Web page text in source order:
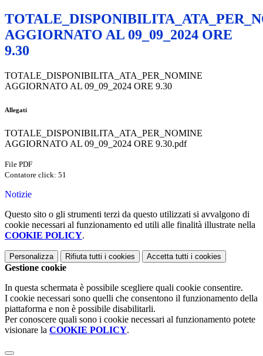
AGGIORNATO AL 09_09_2024 ORE
9.30
TOTALE_DISPONIBILITA_ATA_PER_NOMINE
AGGIORNATO AL 09_09_2024 ORE 9.30
Allegati
TOTALE_DISPONIBILITA_ATA_PER_NOMINE
AGGIORNATO AL 09_09_2024 ORE 9.30.pdf
File PDF
Contatore click: 51
Notizie
Questo sito o gli strumenti terzi da questo utilizzati si avvalgono di
cookie necessari al funzionamento ed utili alle finalità illustrate nella
COOKIE POLICY.
Personalizza Rifiuta tutti i cookies Accetta tutti i cookies
Gestione cookie
In questa schermata è possibile scegliere quali cookie consentire.
I cookie necessari sono quelli che consentono il funzionamento della
piattaforma e non è possibile disabilitarli.
Per conoscere quali sono i cookie necessari al funzionamento potete
visionare la COOKIE POLICY.